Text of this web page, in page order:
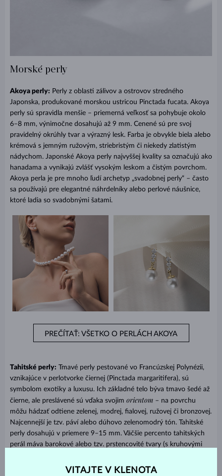
Morské perly
Akoya perly: Perly z oblasti zálivov a ostrovov stredného
Japonska, produkované morskou ustricou Pinctada fucata. Akoya
perly sú spravidla menšie – priemerná veľkosť sa pohybuje okolo
6–8 mm, výnimočne dosahujú až 9 mm. Cenené sú pre svoj
pravidelný okrúhly tvar a výrazný lesk. Farba je obvykle biela alebo
krémová s jemným ružovým, striebristým či niekedy zlatistým
nádychom. Japonské Akoya perly najvyššej kvality sa označujú ako
hanadama a vynikajú zvlášť vysokým leskom a čistým povrchom.
Akoya perla je pre mnoho ľudí archetyp „svadobnej perly“ – často
sa používajú pre elegantné náhrdelníky alebo perlové náušnice,
ktoré ladia so svadobnými šatami.
PREČÍTAŤ: VŠETKO O PERLÁCH AKOYA
Tahitské perly: Tmavé perly pestované vo Francúzskej Polynézii,
vznikajúce v perlotvorke čiernej (Pinctada margaritifera), sú
symbolom exotiky a luxusu. Ich základné telo býva tmavo šedé až
čierne, ale preslávené sú vďaka svojim orientom – na povrchu
môžu hádzať odtiene zelenej, modrej, fialovej, ružovej či bronzovej.
Najcennejší je tzv. páví alebo dúhovo zelenomodrý tón. Tahitské
perly dosahujú v priemere 9–15 mm. Väčšie percento tahitských
perál máva barokové alebo tzv. prstencovité tvary (s kruhovými
VITAJTE V KLENOTA